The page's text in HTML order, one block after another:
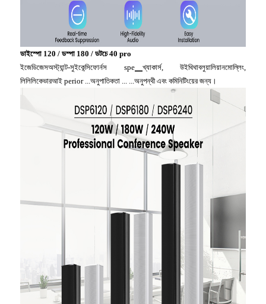
ডাইস্পো 120 / ডস্পা 180 / ডটচে 40 pro
ইজেডিজেসঅস্ট্যান্ট-সুইকেন্সিফোর্নস spe▁খ্যাকার্স, উইথিথাবলুয়ালিয়ানমোল্লিং,
লিলিলিকেভারআই perior ...অনুপাতিকতা ... ...অনুপন্থী এবং কমিনিটিংয়ের জন্য।